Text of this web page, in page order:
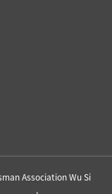
Association Wu Si